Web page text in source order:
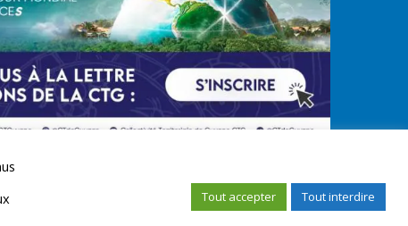
Tout accepter Tout interdire